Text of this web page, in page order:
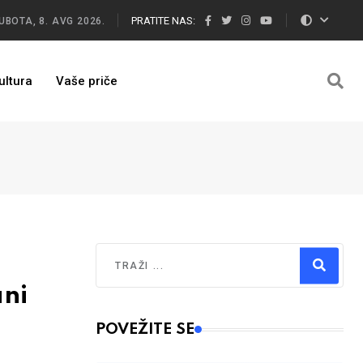
8. AVG 2026. PRATITE NAS:
Vaše priče
Type 2 or more characters for results.
POVEŽITE SE